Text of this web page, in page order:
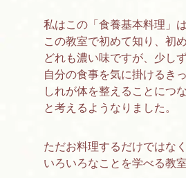
私はこの「食養基本料理」は
この教室で初めて知り、初
どれも濃い味ですが、少し
自分の食事を気に掛けるき
しれが体を整えることにつ
と考えるようなりました。
ただお料理するだけではなく
いろいろなことを学べる教室